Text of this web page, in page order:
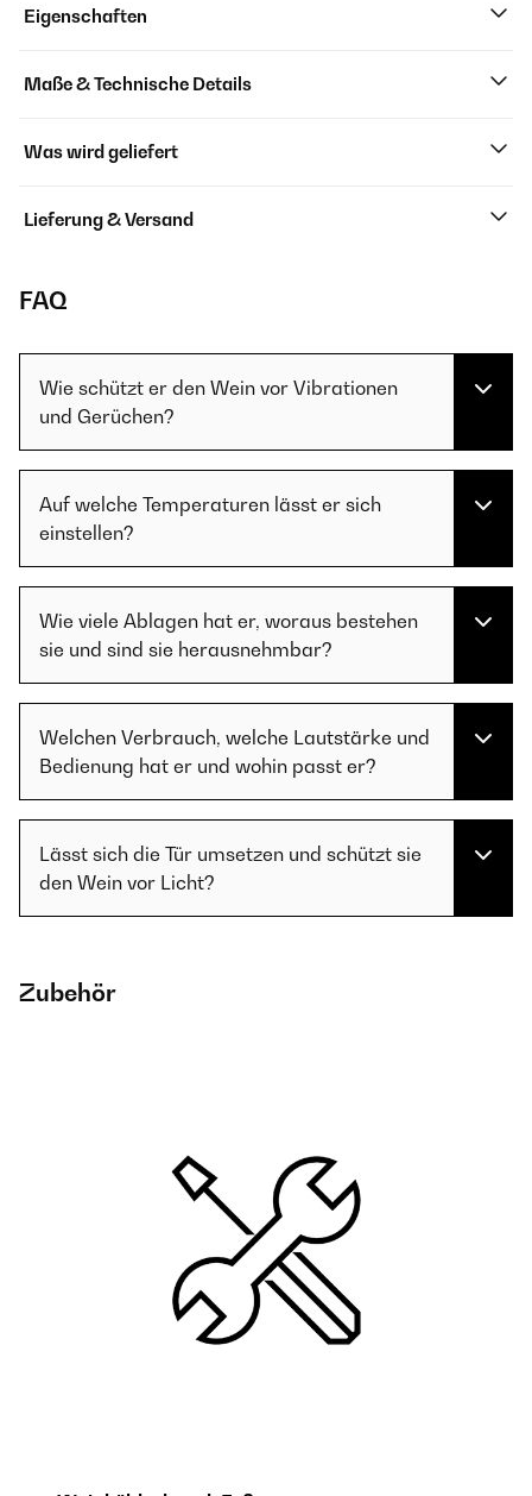
Eigenschaften
Maße & Technische Details
Was wird geliefert
Lieferung & Versand
FAQ
Wie schützt er den Wein vor Vibrationen
und Gerüchen?
Auf welche Temperaturen lässt er sich
einstellen?
Wie viele Ablagen hat er, woraus bestehen
sie und sind sie herausnehmbar?
Welchen Verbrauch, welche Lautstärke und
Bedienung hat er und wohin passt er?
Lässt sich die Tür umsetzen und schützt sie
den Wein vor Licht?
Zubehör